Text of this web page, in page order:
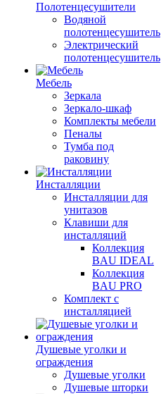
Полотенцесушители
Водяной
полотенцесушитель
Электрический
полотенцесушитель
Мебель
Зеркала
Зеркало-шкаф
Комплекты мебели
Пеналы
Тумба под
раковину
Инсталляции
Инсталляции для
унитазов
Клавиши для
инсталляций
Коллекция
BAU IDEAL
Коллекция
BAU PRO
Комплект с
инсталляцией
Душевые уголки и
ограждения
Душевые уголки
Душевые шторки